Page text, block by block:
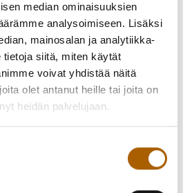
median ominaisuuksien
analysoimiseen. Lisäksi
mainosalan ja analytiikka-
tietoja siitä, miten käytät
voivat yhdistää näitä
olet antanut heille tai joita on
heidän palvelujaan.